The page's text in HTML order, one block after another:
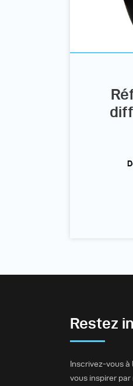
Restez
Inscrivez-vous
vous inspirer par